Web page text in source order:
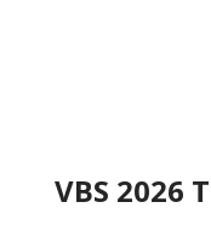
VBS 2026